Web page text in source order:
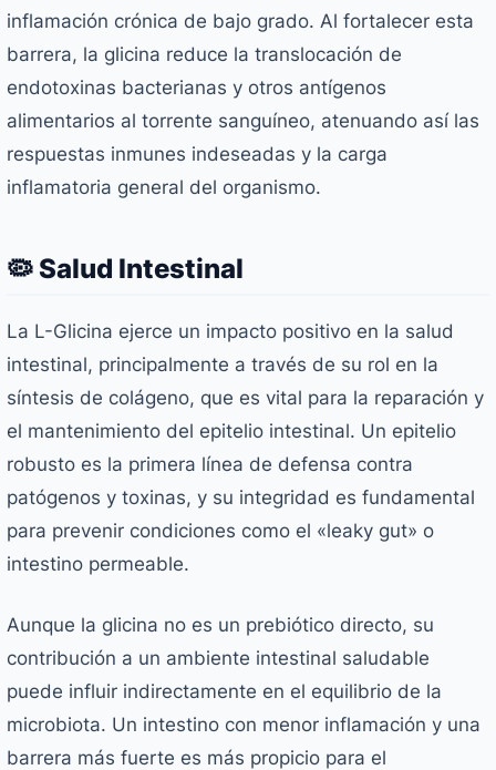
inflamación crónica de bajo grado. Al fortalecer esta
barrera, la glicina reduce la translocación de
endotoxinas bacterianas y otros antígenos
alimentarios al torrente sanguíneo, atenuando así las
respuestas inmunes indeseadas y la carga
inflamatoria general del organismo.
🦠 Salud Intestinal
La L-Glicina ejerce un impacto positivo en la salud
intestinal, principalmente a través de su rol en la
síntesis de colágeno, que es vital para la reparación y
el mantenimiento del epitelio intestinal. Un epitelio
robusto es la primera línea de defensa contra
patógenos y toxinas, y su integridad es fundamental
para prevenir condiciones como el «leaky gut» o
intestino permeable.
Aunque la glicina no es un prebiótico directo, su
contribución a un ambiente intestinal saludable
puede influir indirectamente en el equilibrio de la
microbiota. Un intestino con menor inflamación y una
barrera más fuerte es más propicio para el